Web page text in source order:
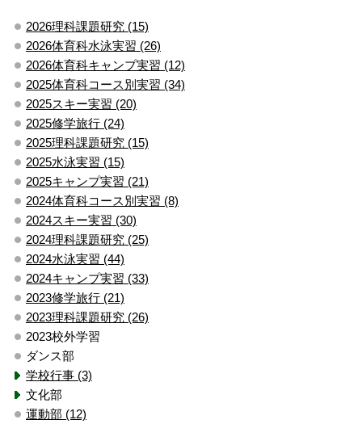
2026理科課題研究 (15)
2026体育科水泳実習 (26)
2026体育科キャンプ実習 (12)
2025体育科コース別実習 (34)
2025スキー実習 (20)
2025修学旅行 (24)
2025理科課題研究 (15)
2025水泳実習 (15)
2025キャンプ実習 (21)
2024体育科コース別実習 (8)
2024スキー実習 (30)
2024理科課題研究 (25)
2024水泳実習 (44)
2024キャンプ実習 (33)
2023修学旅行 (21)
2023理科課題研究 (26)
2023校外学習
ダンス部
学校行事 (3)
文化部
運動部 (12)